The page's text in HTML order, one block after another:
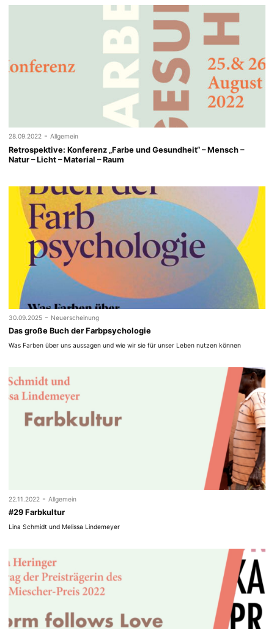
28.09.2022 - Allgemein
Retrospektive: Konferenz „Farbe und Gesundheit“ – Mensch –
Natur – Licht – Material – Raum
30.09.2025 - Neuerscheinung
Das große Buch der Farbpsychologie
Was Farben über uns aussagen und wie wir sie für unser Leben nutzen können
22.11.2022 - Allgemein
#29 Farbkultur
Lina Schmidt und Melissa Lindemeyer